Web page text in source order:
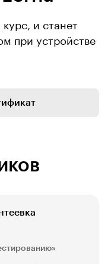
и станет
при устройстве